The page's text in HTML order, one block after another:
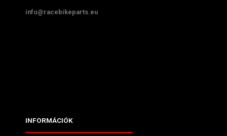
info@racebikeparts.eu
INFORMÁCIÓK